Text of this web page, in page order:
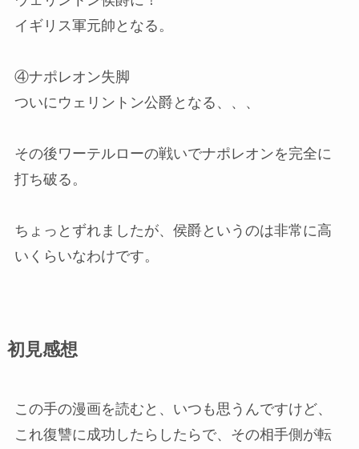
イギリス軍元帥となる。
④ナポレオン失脚
ついにウェリントン公爵となる、、、
その後ワーテルローの戦いでナポレオンを完全に
打ち破る。
ちょっとずれましたが、侯爵というのは非常に高
いくらいなわけです。
初見感想
この手の漫画を読むと、いつも思うんですけど、
これ復讐に成功したらしたらで、その相手側が転